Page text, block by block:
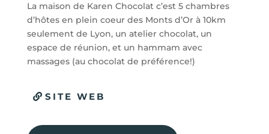
La maison de Karen Chocolat c’est 5 chambres
d’hôtes en plein coeur des Monts d’Or à 10km
seulement de Lyon, un atelier chocolat, un
espace de réunion, et un hammam avec
massages (au chocolat de préférence!)
SITE WEB